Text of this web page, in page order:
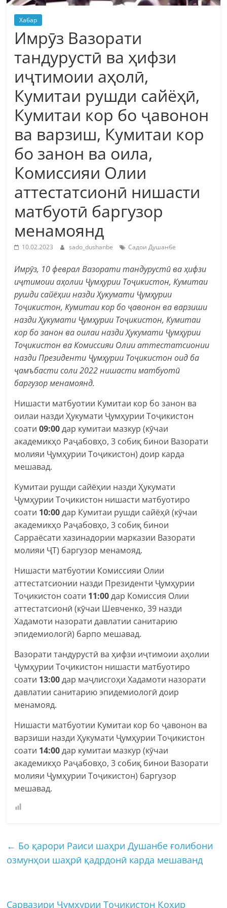
Хабар
Имрӯз Вазорати
тандурустӣ ва ҳифзи
иҷтимоии аҳолӣ,
Кумитаи рушди сайёҳӣ,
Кумитаи кор бо ҷавонон
ва варзиш, Кумитаи кор
бо занон ва оила,
Комиссияи Олии
аттестатсионӣ нишасти
матбуотӣ баргузор
менамоянд
10.02.2023 sado_dushanbe Садои Душанбе
Имрӯз, 10 феврал Вазорати тандурустӣ ва ҳифзи
иҷтимоии аҳолии Ҷумҳурии Тоҷикистон, Кумитаи
рушди сайёҳии назди Ҳукумати Ҷумҳурии
Тоҷикистон, Кумитаи кор бо ҷавонон ва варзиши
назди Ҳукумати Ҷумҳурии Тоҷикистон, Кумитаи
кор бо занон ва оилаи назди Ҳукумати Ҷумҳурии
Тоҷикистон ва Комиссияи Олии аттестатсионии
назди Президенти Ҷумҳурии Тоҷикистон оид ба
ҷамъбасти соли 2022 нишасти матбуотӣ
баргузор менамоянд.
Нишасти матбуотии Кумитаи кор бо занон ва
оилаи назди Ҳукумати Ҷумҳурии Тоҷикистон
соати09:00дар кумитаи мазкур (кӯчаи
академикҳо Раҷабовҳо, 3 собиқ бинои Вазорати
молияи Ҷумҳурии Тоҷикистон) доир карда
мешавад.
Кумитаи рушди сайёҳии назди Ҳукумати
Ҷумҳурии Тоҷикистон нишасти матбуотиро
соати 10:00дар Кумитаи рушди сайёҳӣ (кӯчаи
академикҳо Раҷабовҳо, 3 собиқ бинои
Сарраёсати хазинадории марказии Вазорати
молияи ҶТ) баргузор менамояд.
Нишасти матбуотии Комиссияи Олии
аттестатсионии назди Президенти Ҷумҳурии
Тоҷикистон соати 11:00дар Комиссия Олии
аттестатсионӣ (кӯчаи Шевченко, 39 назди
Хадамоти назорати давлатии санитарию
эпидемиологӣ) барпо мешавад.
Вазорати тандурустӣ ва ҳифзи иҷтимоии аҳолии
Ҷумҳурии Тоҷикистон нишасти матбуотиро
соати 13:00дар маҷлисгоҳи Хадамоти назорати
давлатии санитарию эпидемиологӣ доир
менамояд.
Нишасти матбуотии Кумитаи кор бо ҷавонон ва
варзиши назди Ҳукумати Ҷумҳурии Тоҷикистон
соати 14:00дар кумитаи мазкур (кӯчаи
академикҳо Раҷабовҳо, 3 собиқ бинои Вазорати
молияи Ҷумҳурии Тоҷикистон) баргузор
мешавад.
← Бо қарори Раиси шаҳри Душанбе ғолибони
озмунҳои шаҳрӣ қадрдонӣ карда мешаванд
Сарвазири Ҷумҳурии Тоҷикистон Қоҳир